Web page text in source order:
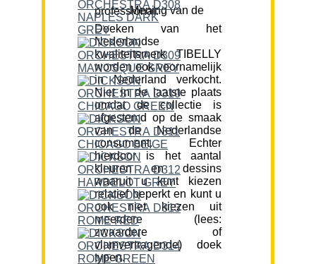
Mening van de professional:
Doeken van het
Nederlandse
kwaliteitsmerk TIBELLY
worden ook voornamelijk
in Nederland verkocht.
Niet in de laatste plaats
omdat de collectie is
afgestemd op de smaak
van de Nederlandse
consument. Echter
hierdoor is het aantal
kleuren en dessins
waaruit u kunt kiezen
relatief beperkt en kunt u
ook niet kiezen uit
meerdere (lees:
zwaardere of
vlamvertragende) doek
typen.